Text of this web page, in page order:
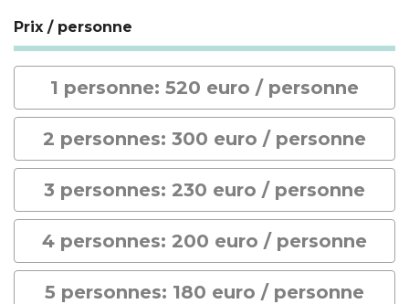
Prix / personne
1 personne: 520 euro / personne
2 personnes: 300 euro / personne
3 personnes: 230 euro / personne
4 personnes: 200 euro / personne
5 personnes: 180 euro / personne